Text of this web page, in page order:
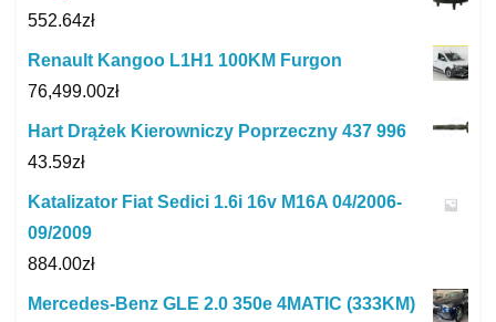
552.64zł
Renault Kangoo L1H1 100KM Furgon
76,499.00zł
Hart Drążek Kierowniczy Poprzeczny 437 996
43.59zł
Katalizator Fiat Sedici 1.6i 16v M16A 04/2006-
09/2009
884.00zł
Mercedes-Benz GLE 2.0 350e 4MATIC (333KM)